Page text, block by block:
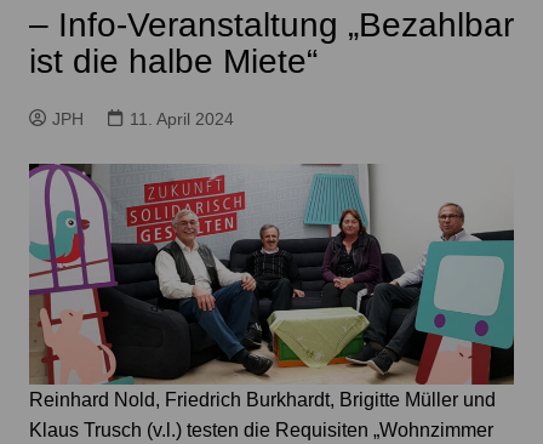
– Info-Veranstaltung „Bezahlbar
ist die halbe Miete“
JPH 11. April 2024
Reinhard Nold, Friedrich Burkhardt, Brigitte Müller und
Klaus Trusch (v.l.) testen die Requisiten „Wohnzimmer